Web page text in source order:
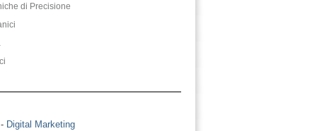
di Precisione
Digital Marketing